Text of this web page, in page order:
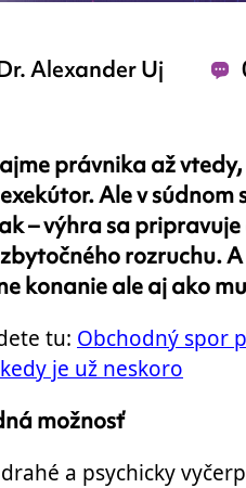
Alexander Uj
právnika až vtedy,
Ale v súdnom
– výhra sa
rozruchu.
konanie ale aj ako
tu: Obchodný spor
je už neskoro
možnosť
a psychicky